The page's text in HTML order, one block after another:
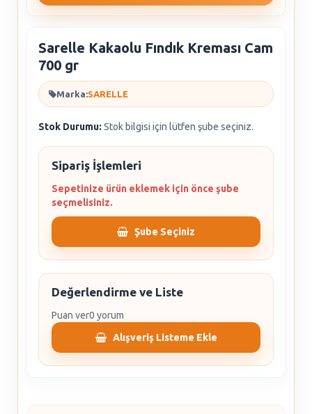
Sarelle Kakaolu Fındık Kreması Cam
700 gr
Marka:SARELLE
Stok Durumu: Stok bilgisi için lütfen şube seçiniz.
Sipariş İşlemleri
Sepetinize ürün eklemek için önce şube
seçmelisiniz.
Şube Seçiniz
Değerlendirme ve Liste
Puan ver0 yorum
Alışveriş Listeme Ekle